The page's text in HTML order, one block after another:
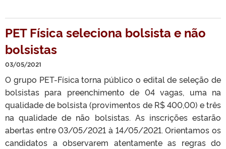
PET Física seleciona bolsista e não
bolsistas
03/05/2021
O grupo PET-Física torna público o edital de seleção de
bolsistas para preenchimento de 04 vagas, uma na
qualidade de bolsista (provimentos de R$ 400,00) e três
na qualidade de não bolsistas. As inscrições estarão
abertas entre 03/05/2021 à 14/05/2021. Orientamos os
candidatos a observarem atentamente as regras do